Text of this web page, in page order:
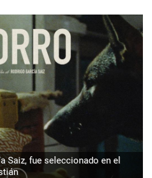
Saiz, fue seleccionado en el